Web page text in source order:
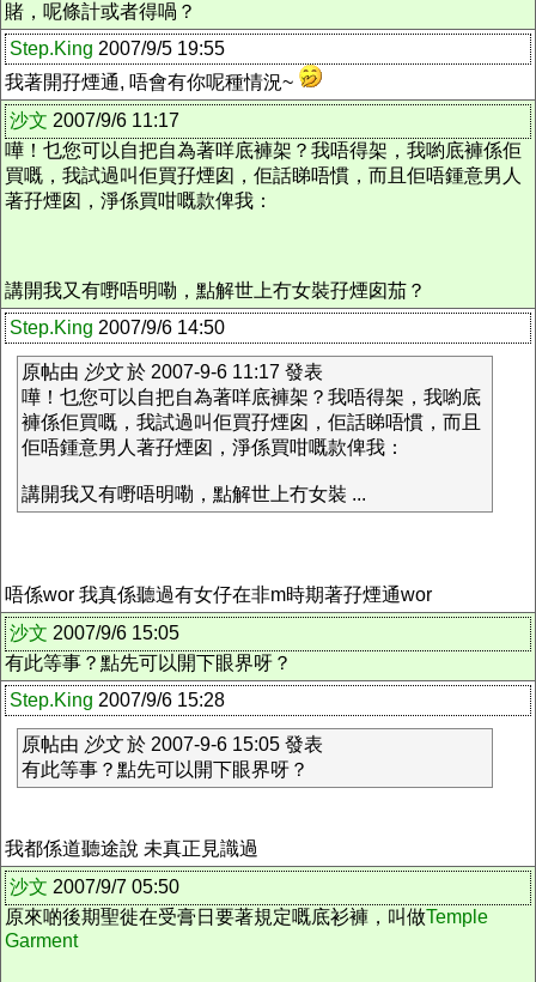
賭，呢條計或者得喎？
Step.King 2007/9/5 19:55
我著開孖煙通, 唔會有你呢種情況~
沙文 2007/9/6 11:17
嘩！乜您可以自把自為著咩底褲架？我唔得架，我喲底褲係佢
買嘅，我試過叫佢買孖煙囱，佢話睇唔慣，而且佢唔鍾意男人
著孖煙囱，淨係買咁嘅款俾我：
講開我又有嘢唔明嘞，點解世上冇女裝孖煙囱茄？
Step.King 2007/9/6 14:50
原帖由 沙文於 2007-9-6 11:17 發表
嘩！乜您可以自把自為著咩底褲架？我唔得架，我喲底
褲係佢買嘅，我試過叫佢買孖煙囱，佢話睇唔慣，而且
佢唔鍾意男人著孖煙囱，淨係買咁嘅款俾我：
講開我又有嘢唔明嘞，點解世上冇女裝 ...
唔係wor 我真係聽過有女仔在非m時期著孖煙通wor
沙文 2007/9/6 15:05
有此等事？點先可以開下眼界呀？
Step.King 2007/9/6 15:28
原帖由 沙文於 2007-9-6 15:05 發表
有此等事？點先可以開下眼界呀？
我都係道聽途說 未真正見識過
沙文 2007/9/7 05:50
原來啲後期聖徙在受膏日要著規定嘅底衫褲，叫做Temple
Garment